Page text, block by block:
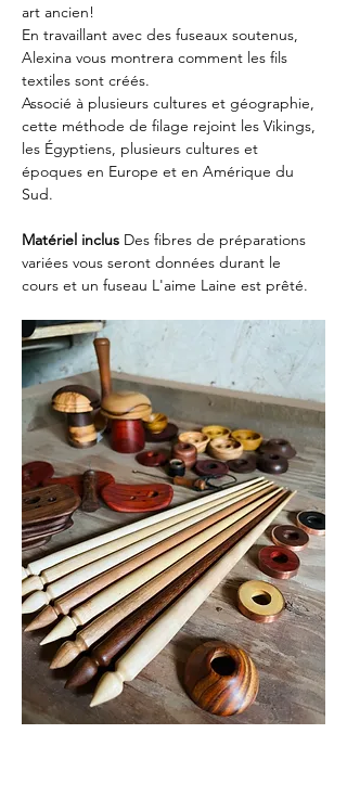
art ancien!
En travaillant avec des fuseaux soutenus,
Alexina vous montrera comment les fils
textiles sont créés.
Associé à plusieurs cultures et géographie,
cette méthode de filage rejoint les Vikings,
les Égyptiens, plusieurs cultures et
époques en Europe et en Amérique du
Sud.
Matériel inclus Des fibres de préparations
variées vous seront données durant le
cours et un fuseau L'aime Laine est prêté.